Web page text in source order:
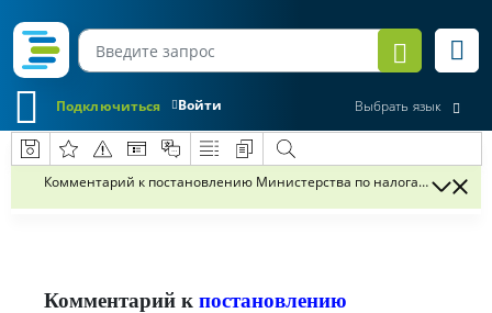
Войти
Подключиться Выбрать язык
Комментарий к постановлению Министерства по налогам и
Комментарий к постановлению